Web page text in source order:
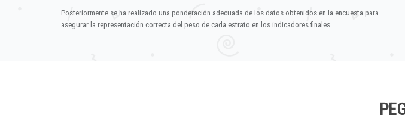
Posteriormente se ha realizado una ponderación adecuada de los datos obtenidos en la encuesta para
asegurar la representación correcta del peso de cada estrato en los indicadores finales.